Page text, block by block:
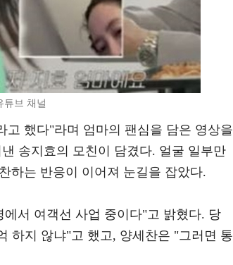
튜브 채널
고 했다"라며 엄마의 팬심을 담은 영상을
송지효의 모친이 담겼다. 얼굴 일부만
하는 반응이 이어져 눈길을 잡았다.
서 여객선 사업 중이다"고 밝혔다. 당
하지 않냐"고 했고, 양세찬은 "그러면 통